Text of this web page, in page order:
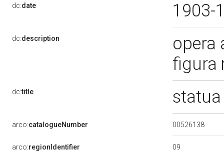
dc:date 1903-
dc:description
opera
figura
dc:title
arco:catalogueNumber 00526138
arco:regionIdentifier 09